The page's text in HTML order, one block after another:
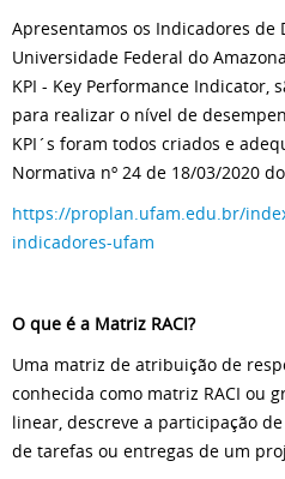
Apresentamos os Indicadores de
Universidade Federal do
KPI - Key Performance Indicator,
para realizar o nível de
KPI´s foram todos criados e
Normativa nº 24 de 18/03/2020
https://proplan.ufam.edu.br/
indicadores-ufam
O que é a Matriz RACI?
Uma matriz de atribuição de
conhecida como matriz RACI ou
linear, descreve a participação
de tarefas ou entregas de um